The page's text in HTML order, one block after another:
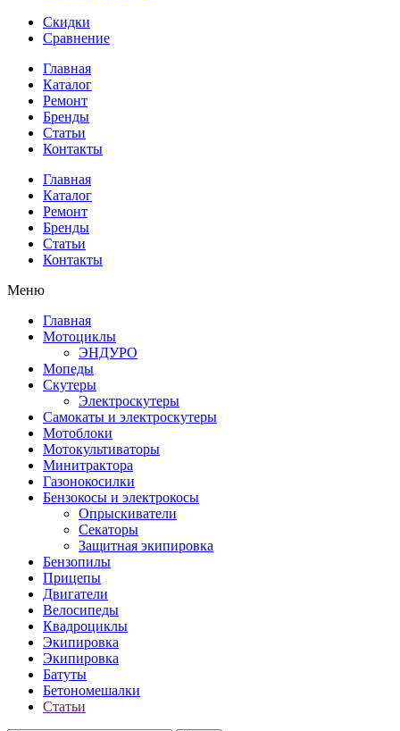
Скидки
Сравнение
Главная
Каталог
Ремонт
Бренды
Статьи
Контакты
Главная
Каталог
Ремонт
Бренды
Статьи
Контакты
Меню
Главная
Мотоциклы
ЭНДУРО
Мопеды
Скутеры
Электроскутеры
Самокаты и электроскутеры
Мотоблоки
Мотокультиваторы
Минитрактора
Газонокосилки
Бензокосы и электрокосы
Опрыскиватели
Секаторы
Защитная экипировка
Бензопилы
Прицепы
Двигатели
Велосипеды
Квадроциклы
Экипировка
Экипировка
Батуты
Бетономешалки
Статьи